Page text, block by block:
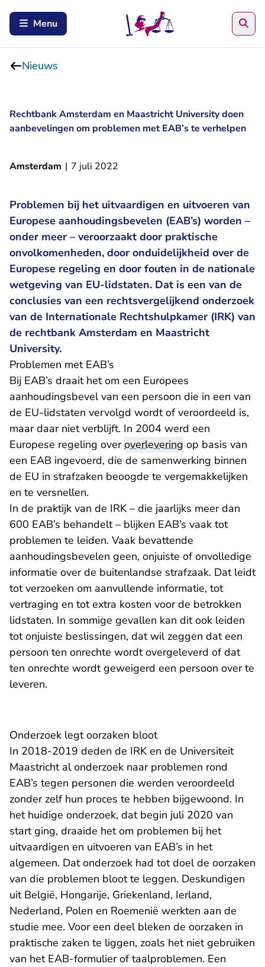
Menu
Nieuws
Rechtbank Amsterdam en Maastricht University doen
aanbevelingen om problemen met EAB’s te verhelpen
Amsterdam | 7 juli 2022
Problemen bij het uitvaardigen en uitvoeren van
Europese aanhoudingsbevelen (EAB’s) worden –
onder meer – veroorzaakt door praktische
onvolkomenheden, door onduidelijkheid over de
Europese regeling en door fouten in de nationale
wetgeving van EU-lidstaten. Dat is een van de
conclusies van een rechtsvergelijkend onderzoek
van de Internationale Rechtshulpkamer (IRK) van
de rechtbank Amsterdam en Maastricht
University.
Problemen met EAB’s
Bij EAB’s draait het om een Europees
aanhoudingsbevel van een persoon die in een van
de EU-lidstaten vervolgd wordt of veroordeeld is,
maar daar niet verblijft. In 2004 werd een
Europese regeling overoverlevering op basis van
een EAB ingevoerd, die de samenwerking binnen
de EU in strafzaken beoogde te vergemakkelijken
en te versnellen.
In de praktijk van de IRK – die jaarlijks meer dan
600 EAB’s behandelt – blijken EAB’s vaak tot
problemen te leiden. Vaak bevattende
aanhoudingsbevelen geen, onjuiste of onvolledige
informatie over de buitenlandse strafzaak. Dat leidt
tot verzoeken om aanvullende informatie, tot
vertraging en tot extra kosten voor de betrokken
lidstaten. In sommige gevallen kan dit ook leiden
tot onjuiste beslissingen, dat wil zeggen dat een
persoon ten onrechte wordt overgeleverd of dat
ten onrechte wordt geweigerd een persoon over te
leveren.
Onderzoek legt oorzaken bloot
In 2018-2019 deden de IRK en de Universiteit
Maastricht al onderzoek naar problemen rond
EAB’s tegen personen die werden veroordeeld
zonder zelf hun proces te hebben bijgewoond. In
het huidige onderzoek- U verlaat Rechtspraak.nl
, dat begin juli 2020 van
start ging, draaide het om problemen bij het
uitvaardigen en uitvoeren van EAB’s in het
algemeen. Dat onderzoek had tot doel de oorzaken
van die problemen bloot te leggen. Deskundigen
uit België, Hongarije, Griekenland, Ierland,
Nederland, Polen en Roemenië werkten aan de
studie mee. Voor een deel bleken de oorzaken in
praktische zaken te liggen, zoals het niet gebruiken
van het EAB-formulier of taalproblemen. Een